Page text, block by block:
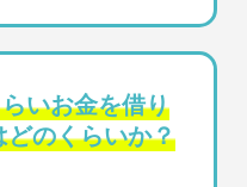
いお金を借り
のくらいか？